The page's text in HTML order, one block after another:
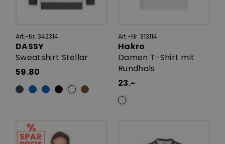
Art.-Nr. 342314
DASSY
Sweatshirt Stellar
59.80
Art.-Nr. 313114
Hakro
Damen T-Shirt mit
Rundhals
23.-